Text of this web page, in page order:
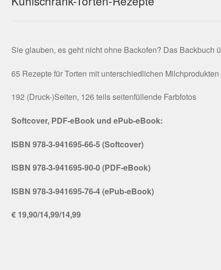
Sie glauben, es geht nicht ohne Backofen? Das Backbuch
65 Rezepte für Torten mit unterschiedlichen
192 (Druck-)Seiten, 126 teils seitenfüllende Farbfotos
Softcover, PDF-eBook und ePub-eBook:
ISBN 978-3-941695-66-5 (Softcover)
ISBN 978-3-941695-90-0 (PDF-eBook)
ISBN 978-3-941695-76-4 (ePub-eBook)
€ 19,90/14,99/14,99